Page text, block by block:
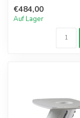
...
€484,00
Auf Lager